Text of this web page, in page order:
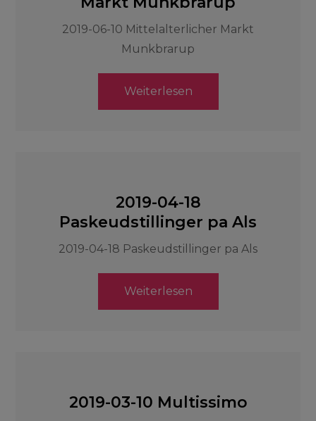
2019-06-10 Mittelalterlicher Markt
Munkbrarup
Weiterlesen
2019-04-18
Paskeudstillinger pa Als
2019-04-18 Paskeudstillinger pa Als
Weiterlesen
2019-03-10 Multissimo